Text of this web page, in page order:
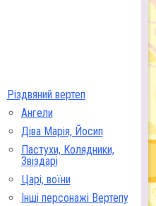
Різдвяний вертеп
Ангели
Діва Марія, Йосип
Пастухи, Колядники,
Звіздарі
Царі, воїни
Інші персонажі Вертепу